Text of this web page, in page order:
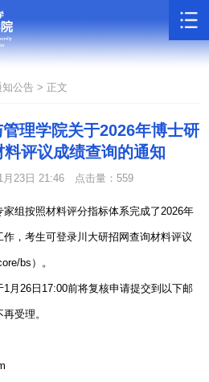
知公告 > 正文
理学院关于2026年博士研
评议成绩查询的通知
月23日 21:46 点击量： 559
组按照材料评分指标体系完成了2026年
，考生可登录川大研招网查询材料评议
bs ）。
1月26 日 17:00前将复核申请提交到以下邮
受理。